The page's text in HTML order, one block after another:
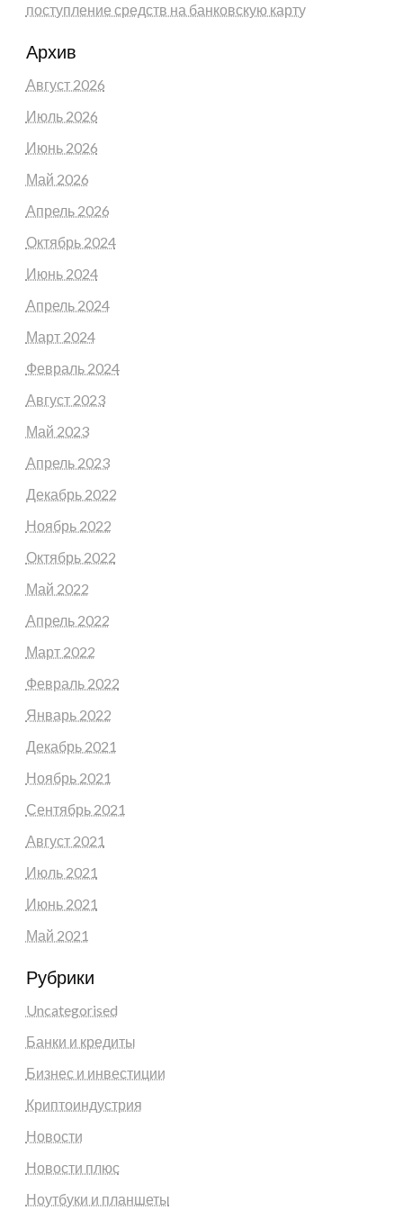
поступление средств на банковскую карту
Архив
Август 2026
Июль 2026
Июнь 2026
Май 2026
Апрель 2026
Октябрь 2024
Июнь 2024
Апрель 2024
Март 2024
Февраль 2024
Август 2023
Май 2023
Апрель 2023
Декабрь 2022
Ноябрь 2022
Октябрь 2022
Май 2022
Апрель 2022
Март 2022
Февраль 2022
Январь 2022
Декабрь 2021
Ноябрь 2021
Сентябрь 2021
Август 2021
Июль 2021
Июнь 2021
Май 2021
Рубрики
Uncategorised
Банки и кредиты
Бизнес и инвестиции
Криптоиндустрия
Новости
Новости плюс
Ноутбуки и планшеты